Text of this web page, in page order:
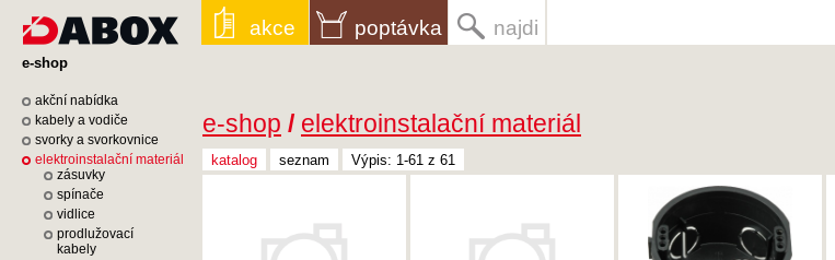
e-shop / elektroinstalační materiál
katalog seznam Výpis: 1-61 z 61
e-shop
akční nabídka
kabely a vodiče
svorky a svorkovnice
elektroinstalační materiál
zásuvky
spínače
vidlice
prodlužovací
kabely
akce poptávka najdi